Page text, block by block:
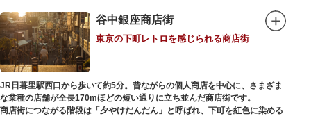
この建物に色濃く反映されています。
彫刻作品や芸術品を鑑賞する美術館という側面だけでなく、庭園や建築の価
値も感じられる施設です。朝倉の芸術思想の特質である自然観を表す庭園
は、その芸術上・観賞上の価値が評価され、敷地全体が「旧朝倉文夫氏庭
園」として国の名勝に指定されています。
谷中銀座商店街
東京の下町レトロを感じられる商店街
JR日暮里駅西口から歩いて約5分。昔ながらの個人商店を中心に、さまざま
な業種の店舗が全長170mほどの短い通りに立ち並んだ商店街です。
商店街につながる階段は「夕やけだんだん」と呼ばれ、下町を紅色に染める